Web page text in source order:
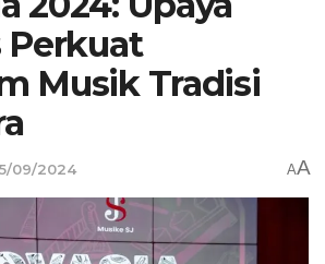
Perkuat
Musik Tradisi
09/2024 AA